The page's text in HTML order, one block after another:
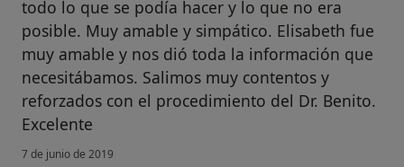
todo lo que se podía hacer y lo que no era
posible. Muy amable y simpático. Elisabeth fue
muy amable y nos dió toda la información que
necesitábamos. Salimos muy contentos y
reforzados con el procedimiento del Dr. Benito.
Excelente
7 de junio de 2019